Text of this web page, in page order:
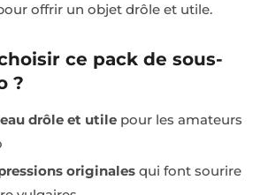
offrir un objet drôle et utile.
ce pack de sous-
?
drôle et utile pour les amateurs
originales qui font sourire